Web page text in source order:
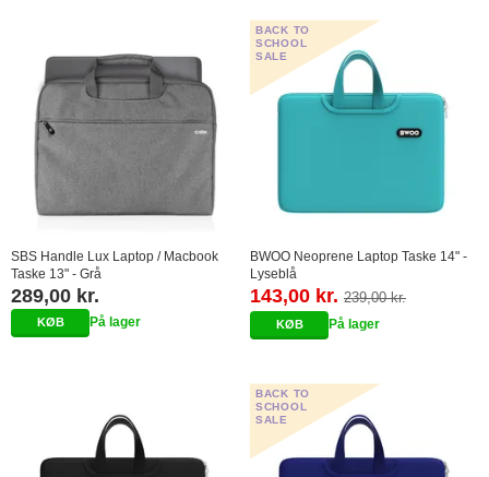
SBS Handle Lux Laptop / Macbook
Taske 13" - Grå
289,00 kr.
På lager
BACK TO
SCHOOL
SALE
BWOO Neoprene Laptop Taske 14" -
Lyseblå
143,00 kr. 239,00 kr.
På lager
BACK TO
SCHOOL
SALE